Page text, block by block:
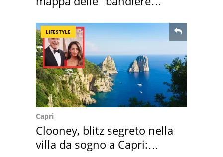
LIFESTYLE
Capri
Clooney, blitz segreto nella
villa da sogno a Capri: